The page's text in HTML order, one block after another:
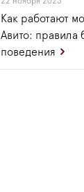
Как работают
Авито: правила
поведения